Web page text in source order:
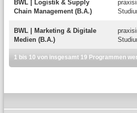
BWL | Logistik & Supply
Chain Management (B.A.)
BWL | Marketing & Digitale
Medien (B.A.)
1 bis 10 von insgesamt 19 Programmen